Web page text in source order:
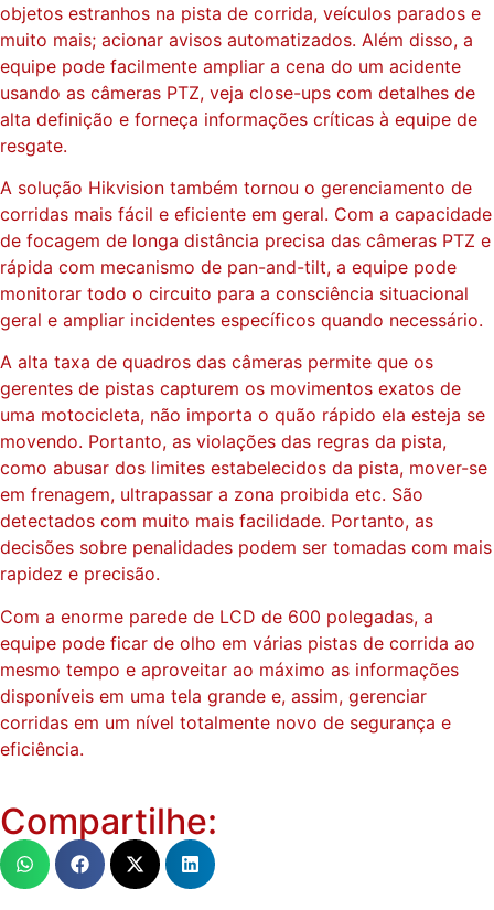
objetos estranhos na pista de corrida, veículos parados e
muito mais; acionar avisos automatizados. Além disso, a
equipe pode facilmente ampliar a cena do um acidente
usando as câmeras PTZ, veja close-ups com detalhes de
alta definição e forneça informações críticas à equipe de
resgate.
A solução Hikvision também tornou o gerenciamento de
corridas mais fácil e eficiente em geral. Com a capacidade
de focagem de longa distância precisa das câmeras PTZ e
rápida com mecanismo de pan-and-tilt, a equipe pode
monitorar todo o circuito para a consciência situacional
geral e ampliar incidentes específicos quando necessário.
A alta taxa de quadros das câmeras permite que os
gerentes de pistas capturem os movimentos exatos de
uma motocicleta, não importa o quão rápido ela esteja se
movendo. Portanto, as violações das regras da pista,
como abusar dos limites estabelecidos da pista, mover-se
em frenagem, ultrapassar a zona proibida etc. São
detectados com muito mais facilidade. Portanto, as
decisões sobre penalidades podem ser tomadas com mais
rapidez e precisão.
Com a enorme parede de LCD de 600 polegadas, a
equipe pode ficar de olho em várias pistas de corrida ao
mesmo tempo e aproveitar ao máximo as informações
disponíveis em uma tela grande e, assim, gerenciar
corridas em um nível totalmente novo de segurança e
eficiência.
Compartilhe: